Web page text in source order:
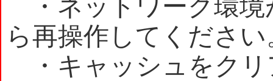
・ネットワーク環境
ら再操作してください
・キャッシュをクリ